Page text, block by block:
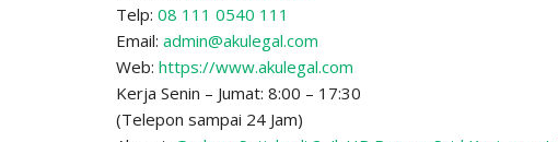
Telp: 08 111 0540 111
Email: admin@akulegal.com
Web: https://www.akulegal.com
Kerja Senin – Jumat: 8:00 – 17:30
(Telepon sampai 24 Jam)